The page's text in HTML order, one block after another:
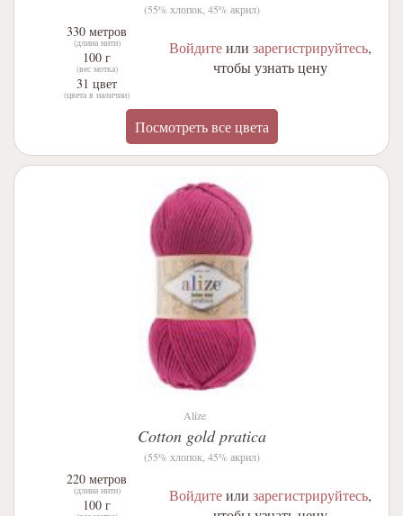
(55% хлопок, 45% акрил)
330 метров
(длина нити)
100 г
(вес мотка)
31 цвет
(цвета в наличии)
Войдитеили зарегистрируйтесь,
чтобы узнать цену
Посмотреть все цвета
Alize
Cotton gold pratica
(55% хлопок, 45% акрил)
220 метров
(длина нити)
100 г
Войдитеили зарегистрируйтесь,